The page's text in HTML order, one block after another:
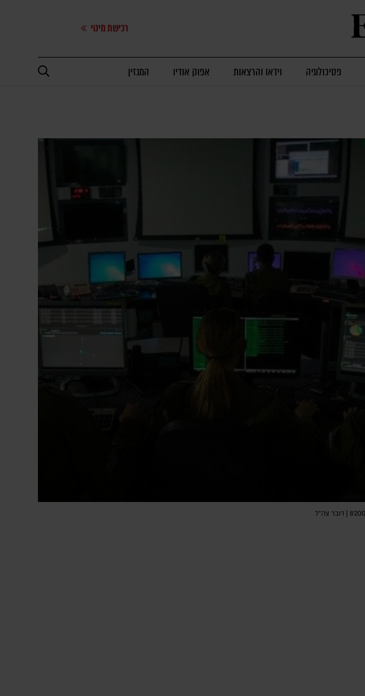
רכישת מינוי
פסיכולוגיה וידאו והרצאות אפוק אודיו המגזין